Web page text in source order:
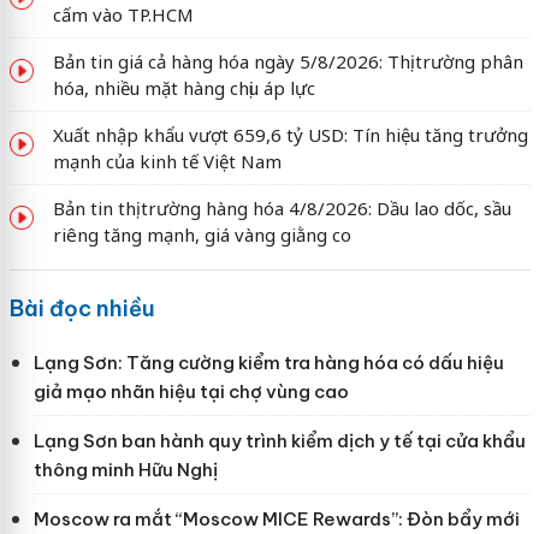
cấm vào TP.HCM
Bản tin giá cả hàng hóa ngày 5/8/2026: Thị trường phân
hóa, nhiều mặt hàng chịu áp lực
Xuất nhập khẩu vượt 659,6 tỷ USD: Tín hiệu tăng trưởng
mạnh của kinh tế Việt Nam
Bản tin thị trường hàng hóa 4/8/2026: Dầu lao dốc, sầu
riêng tăng mạnh, giá vàng giằng co
Bài đọc nhiều
Lạng Sơn: Tăng cường kiểm tra hàng hóa có dấu hiệu
giả mạo nhãn hiệu tại chợ vùng cao
Lạng Sơn ban hành quy trình kiểm dịch y tế tại cửa khẩu
thông minh Hữu Nghị
Moscow ra mắt “Moscow MICE Rewards”: Đòn bẩy mới